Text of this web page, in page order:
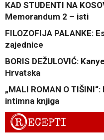
KAD STUDENTI NA
Memorandum 2 – isti
FILOZOFIJA PALANKE:
zajednice
BORIS DEŽULOVIĆ:
Hrvatska
„MALI ROMAN O
intimna knjiga
RECEPTI